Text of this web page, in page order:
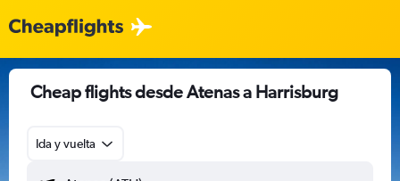
Cheap flights desde Atenas a Harrisburg
Ida y vuelta